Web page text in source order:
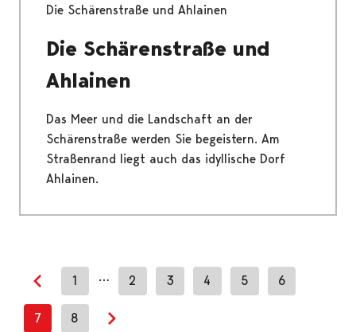
Die Schärenstraße und Ahlainen
Die Schärenstraße und
Ahlainen
Das Meer und die Landschaft an der
Schärenstraße werden Sie begeistern. Am
Straßenrand liegt auch das idyllische Dorf
Ahlainen.
Previous page
1 … 2 3 4 5 6
7 8